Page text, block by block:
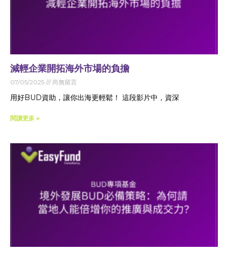
減輕企業開拓海外市場的負擔
07/05/2025 尚無留言
用好BUD資助，讓你出海更輕鬆！ 這段影片中，資深
閱讀更多 »